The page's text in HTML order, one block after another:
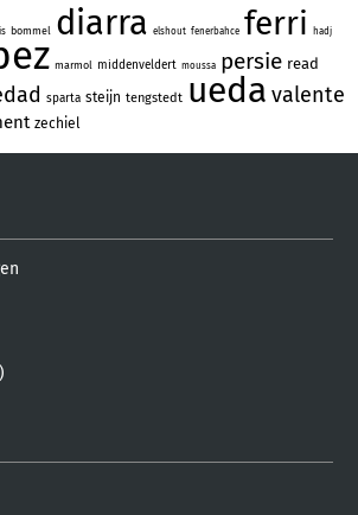
bommel diarra elshout fenerbahce ferri hadj
marmol middenveldert moussa persie read
sparta steijn tengstedt ueda valente
zechiel